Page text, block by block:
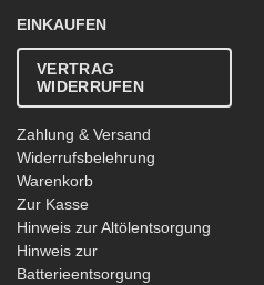
EINKAUFEN
VERTRAG
WIDERRUFEN
Zahlung & Versand
Widerrufsbelehrung
Warenkorb
Zur Kasse
Hinweis zur Altölentsorgung
Hinweis zur
Batterieentsorgung